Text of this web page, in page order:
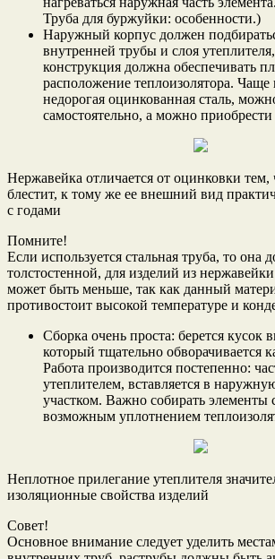
Труба для буржуйки: особенности.)
Наружный корпус должен
внутренней трубы и слоя
конструкция должна обеспечивать
расположение теплоизолятора. Чаще
недорогая оцинкованная сталь,
самостоятельно, а можно
Нержавейка отличается от оцинковки тем,
блестит, к тому же ее внешний вид
с годами
Помните!
Если используется стальная труба, то она
толстостенной, для изделий из нержавейки
может быть меньше, так как данный
противостоит высокой температуре и
Сборка очень проста: берется кусок
который тщательно обворачивается
Работа производится постепенно:
утеплителем, вставляется в
участком. Важно собирать элементы
возможным уплотнением
Неплотное прилегание утеплителя
изоляционные свойства изделий
Совет!
Основное внимание следует уделить